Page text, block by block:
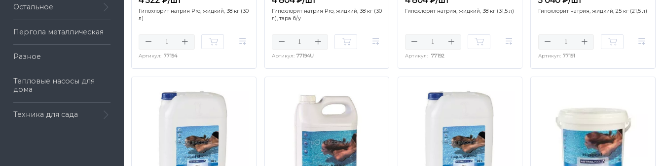
Остальное
Пергола металлическая
Разное
Тепловые насосы для
дома
Техника для сада
Гипохлорит натрия Pro, жидкий, 38 кг (30
л)
Артикул: 77194
Гипохлорит натрия Pro, жидкий, 38 кг (30
л), тара б/у
Артикул: 77194U
Гипохлорит натрия, жидкий, 38 кг (31,5 л)
Артикул: 77192
Гипохлорит натрия, жидкий, 25 кг (21,5 л)
Артикул: 77191